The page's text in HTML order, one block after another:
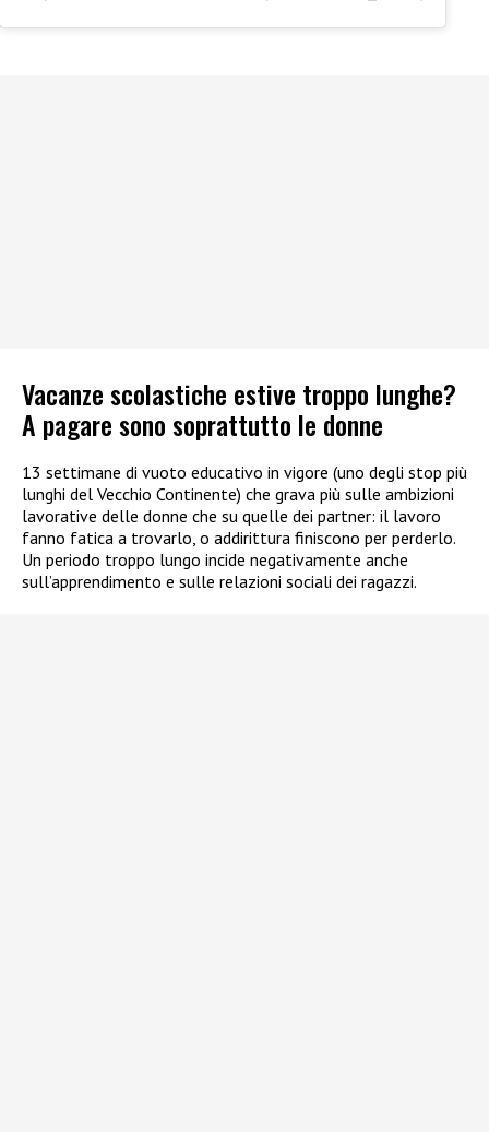
Vacanze scolastiche estive troppo lunghe?
A pagare sono soprattutto le donne
13 settimane di vuoto educativo in vigore (uno degli stop più
lunghi del Vecchio Continente) che grava più sulle ambizioni
lavorative delle donne che su quelle dei partner: il lavoro
fanno fatica a trovarlo, o addirittura finiscono per perderlo.
Un periodo troppo lungo incide negativamente anche
sull’apprendimento e sulle relazioni sociali dei ragazzi.